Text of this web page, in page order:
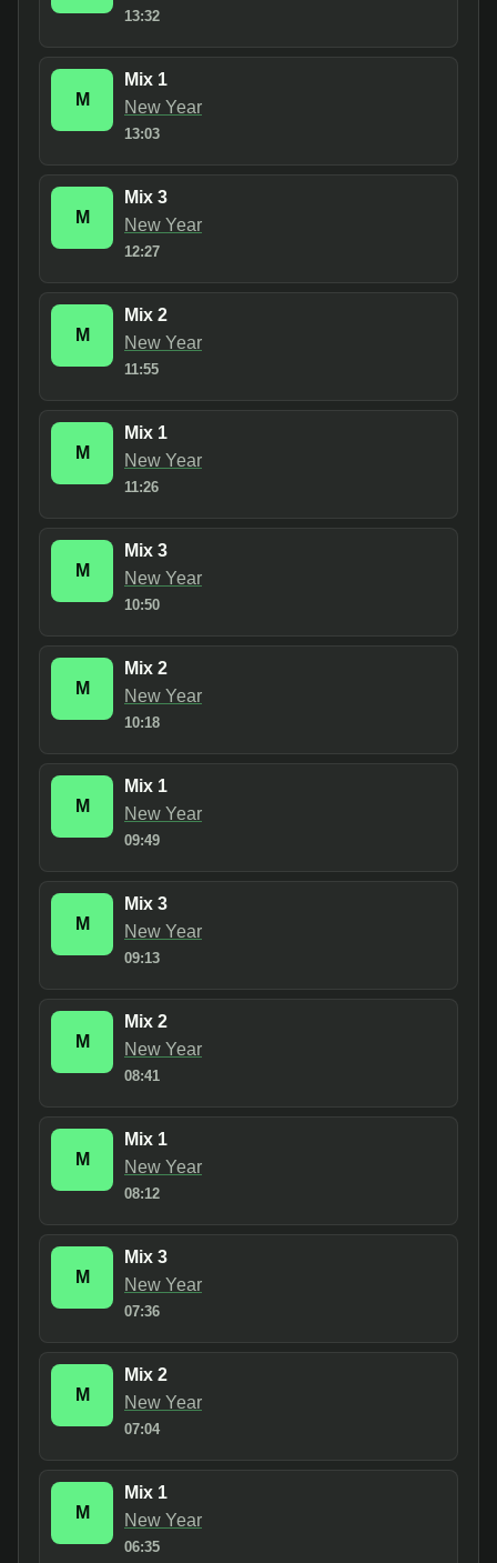
13:32
M
Mix 1
New Year
13:03
M
Mix 3
New Year
12:27
M
Mix 2
New Year
11:55
M
Mix 1
New Year
11:26
M
Mix 3
New Year
10:50
M
Mix 2
New Year
10:18
M
Mix 1
New Year
09:49
M
Mix 3
New Year
09:13
M
Mix 2
New Year
08:41
M
Mix 1
New Year
08:12
M
Mix 3
New Year
07:36
M
Mix 2
New Year
07:04
M
Mix 1
New Year
06:35